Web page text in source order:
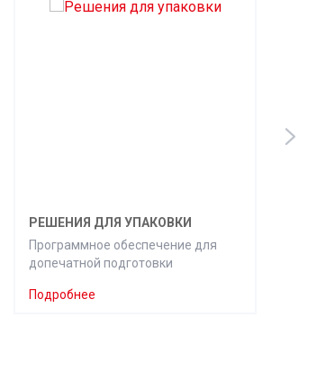
РЕШЕНИЯ ДЛЯ УПАКОВКИ
Программное обеспечение для
допечатной подготовки
Подробнее